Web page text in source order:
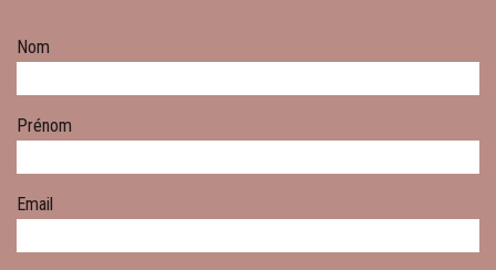
Nom
Prénom
Email